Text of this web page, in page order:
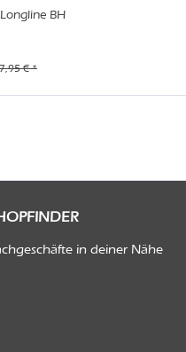
BH
€ *
in deiner Nähe